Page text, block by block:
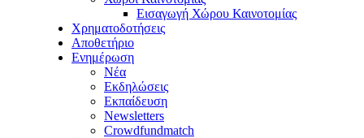
Εισαγωγή Χώρου Καινοτομίας
Χρηματοδοτήσεις
Αποθετήριο
Ενημέρωση
Νέα
Εκδηλώσεις
Εκπαίδευση
Newsletters
Crowdfundmatch